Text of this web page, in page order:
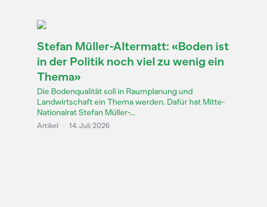
Stefan Müller-Altermatt: «Boden ist
in der Politik noch viel zu wenig ein
Thema»
Die Bodenqualität soll in Raumplanung und
Landwirtschaft ein Thema werden. Dafür hat Mitte-
Nationalrat Stefan Müller-...
Artikel · 14. Juli 2026